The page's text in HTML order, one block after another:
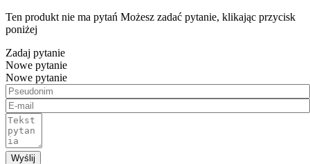
Ten produkt nie ma pytań Możesz zadać pytanie, klikając przycisk
poniżej
Zadaj pytanie
Nowe pytanie
Nowe pytanie
Wyślij